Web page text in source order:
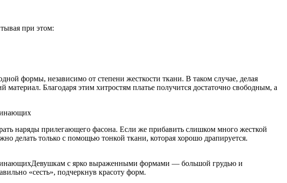
при этом:
формы, независимо от степени жесткости ткани. В таком случае, делая
Благодаря этим хитростям платье получится достаточно свободным, а
наряды прилегающего фасона. Если же прибавить слишком много жесткой
делать только с помощью тонкой ткани, которая хорошо драпируется.
Девушкам с ярко выраженными формами — большой грудью и
«сесть», подчеркнув красоту форм.